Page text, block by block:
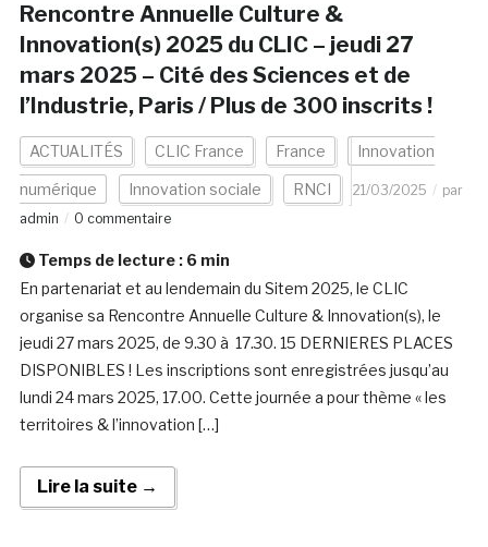
Rencontre Annuelle Culture &
Innovation(s) 2025 du CLIC – jeudi 27
mars 2025 – Cité des Sciences et de
l’Industrie, Paris / Plus de 300 inscrits !
ACTUALITÉS CLIC France France Innovation
numérique Innovation sociale RNCI 21/03/2025
par
admin
0 commentaire
Temps de lecture : 6 min
En partenariat et au lendemain du Sitem 2025, le CLIC
organise sa Rencontre Annuelle Culture & Innovation(s), le
jeudi 27 mars 2025, de 9.30 à 17.30. 15 DERNIERES PLACES
DISPONIBLES ! Les inscriptions sont enregistrées jusqu’au
lundi 24 mars 2025, 17.00. Cette journée a pour thème « les
territoires & l’innovation […]
Lire la suite →